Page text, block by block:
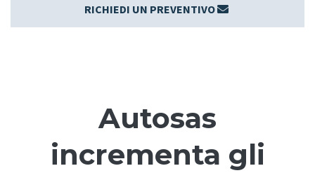
RICHIEDI UN PREVENTIVO
Autosas
incrementa gli